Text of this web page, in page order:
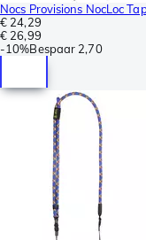
Nocs Provisions NocLoc
€ 24,29
€ 26,99
-10%Bespaar 2,70